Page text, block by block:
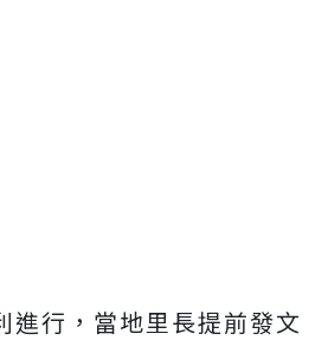
進行，當地里長提前發文